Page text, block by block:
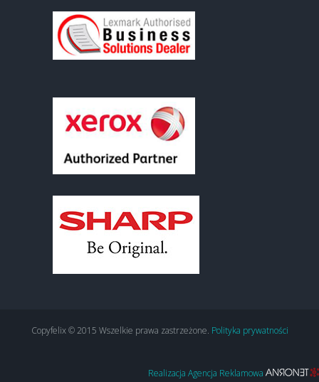
Copyfelix © 2015 Wszelkie prawa zastrzeżone. Polityka prywatności
Realizacja Agencja Reklamowa